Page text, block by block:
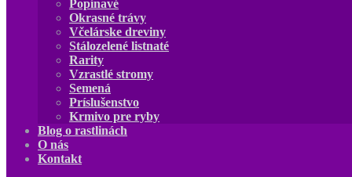
Popínavé
Okrasné trávy
Včelárske dreviny
Stálozelené listnaté
Rarity
Vzrastlé stromy
Semená
Príslušenstvo
Krmivo pre ryby
Blog o rastlinách
O nás
Kontakt